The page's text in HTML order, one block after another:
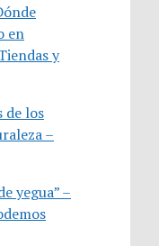
en
y
de los
–
yegua” –